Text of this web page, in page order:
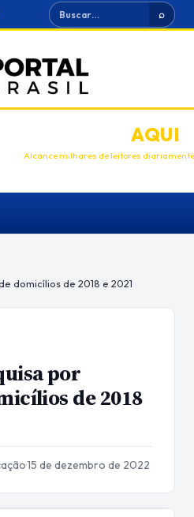
Buscar ⌕
ANUNCIEAQUI
Alcance milhares de leitores diariamente
domicílios de 2018 e 2021
por
de 2018
·15 de dezembro de 2022